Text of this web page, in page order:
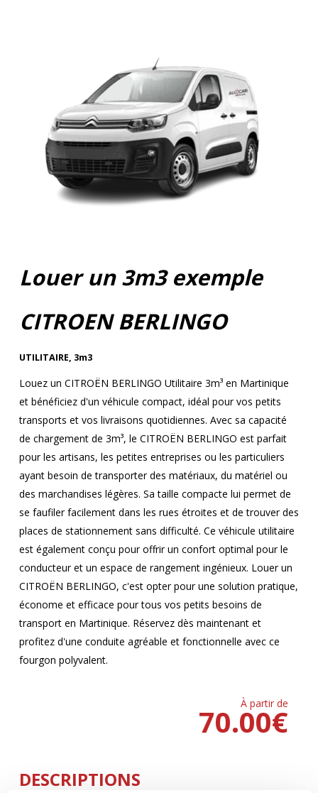
Louer un 3m3 exemple
CITROEN BERLINGO
UTILITAIRE, 3m3
Louez un CITROËN BERLINGO Utilitaire 3m³ en Martinique
et bénéficiez d'un véhicule compact, idéal pour vos petits
transports et vos livraisons quotidiennes. Avec sa capacité
de chargement de 3m³, le CITROËN BERLINGO est parfait
pour les artisans, les petites entreprises ou les particuliers
ayant besoin de transporter des matériaux, du matériel ou
des marchandises légères. Sa taille compacte lui permet de
se faufiler facilement dans les rues étroites et de trouver des
places de stationnement sans difficulté. Ce véhicule utilitaire
est également conçu pour offrir un confort optimal pour le
conducteur et un espace de rangement ingénieux. Louer un
CITROËN BERLINGO, c'est opter pour une solution pratique,
économe et efficace pour tous vos petits besoins de
transport en Martinique. Réservez dès maintenant et
profitez d'une conduite agréable et fonctionnelle avec ce
fourgon polyvalent.
À partir de
€
70.00
DESCRIPTIONS